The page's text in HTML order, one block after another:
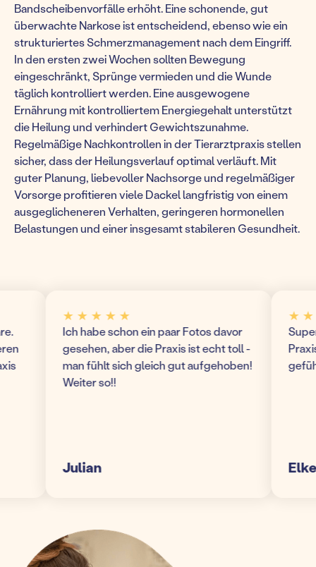
Bandscheibenvorfälle erhöht. Eine schonende, gut
überwachte Narkose ist entscheidend, ebenso wie ein
strukturiertes Schmerzmanagement nach dem Eingriff.
In den ersten zwei Wochen sollten Bewegung
eingeschränkt, Sprünge vermieden und die Wunde
täglich kontrolliert werden. Eine ausgewogene
Ernährung mit kontrolliertem Energiegehalt unterstützt
die Heilung und verhindert Gewichtszunahme.
Regelmäßige Nachkontrollen in der Tierarztpraxis stellen
sicher, dass der Heilungsverlauf optimal verläuft. Mit
guter Planung, liebevoller Nachsorge und regelmäßiger
Vorsorge profitieren viele Dackel langfristig von einem
ausgeglicheneren Verhalten, geringeren hormonellen
Belastungen und einer insgesamt stabileren Gesundheit.
★ ★ ★ ★ ★
Ich habe schon ein paar Fotos davor
gesehen, aber die Praxis ist echt toll -
man fühlt sich gleich gut aufgehoben!
Weiter so!!
Julian
★ ★ ★
Super
Praxis!
gefühlt
Elke S.